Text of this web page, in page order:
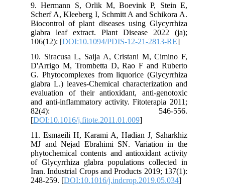
9. Hermann S, Orlik M, Boevink P, Stein E,
Scherf A, Kleeberg I, Schmitt A and Schikora A.
Biocontrol of plant diseases using Glycyrrhiza
glabra leaf extract. Plant Disease 2022 (ja);
106(12): [DOI:10.1094/PDIS-12-21-2813-RE
10. Siracusa L, Saija A, Cristani M, Cimino F,
D'Arrigo M, Trombetta D, Rao F and Ruberto
G. Phytocomplexes from liquorice (Glycyrrhiza
glabra L.) leaves-Chemical characterization and
evaluation of their antioxidant, anti-genotoxic
and anti-inflammatory activity. Fitoterapia 2011;
82(4): 546-556.
[DOI:10.1016/j.fitote.2011.01.009
11. Esmaeili H, Karami A, Hadian J, Saharkhiz
MJ and Nejad Ebrahimi SN. Variation in the
phytochemical contents and antioxidant activity
of Glycyrrhiza glabra populations collected in
Iran. Industrial Crops and Products 2019; 137(1):
248-259. [DOI:10.1016/j.indcrop.2019.05.034